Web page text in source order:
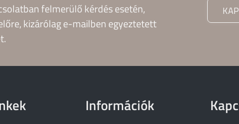
felmerülő kérdés esetén,
kizárólag e-mailben egyeztetett
Információk